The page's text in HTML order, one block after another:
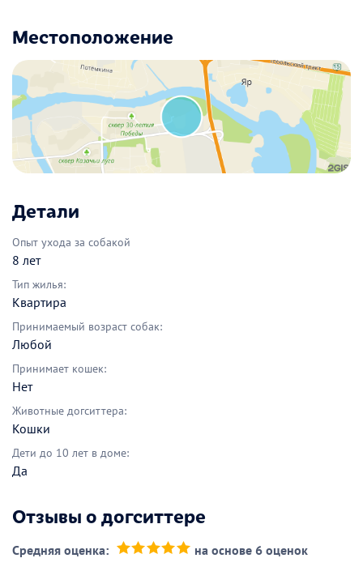
Местоположение
Детали
Опыт ухода за собакой
8 лет
Тип жилья:
Квартира
Принимаемый возраст собак:
Любой
Принимает кошек:
Нет
Животные догситтера:
Кошки
Дети до 10 лет в доме:
Да
Отзывы о догситтере
Средняя оценка: на основе 6 оценок